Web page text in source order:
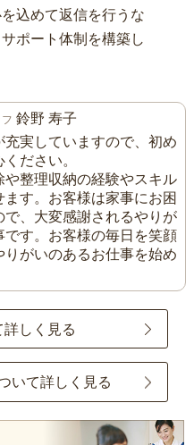
込めて返信を行うな
ポート体制を構築し
鈴野 寿子
充実していますので、初め
ださい。
や整理収納の経験やスキル
ます。お客様は家事にお困
で、大変感謝されるやりが
です。お客様の毎日を笑顔
りがいのあるお仕事を始め
しく見る
いて詳しく見る